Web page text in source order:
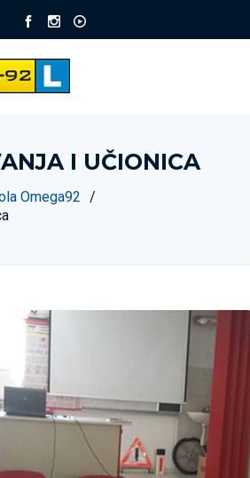
I UČIONICA
Omega92